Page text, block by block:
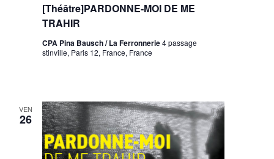
[Théâtre]PARDONNE-MOI DE ME
TRAHIR
CPA Pina Bausch / La Ferronnerie4 passage
stinville, Paris 12, France, France
VEN
26